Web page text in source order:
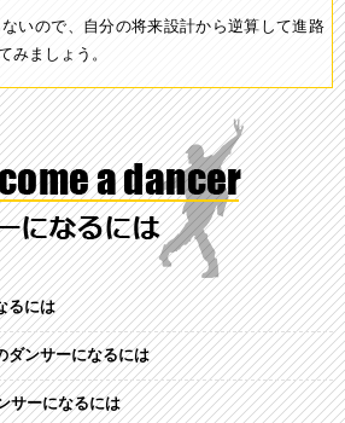
いので、自分の将来設計から逆算して進路
みましょう。
るには
ダンサーになるには
サーになるには